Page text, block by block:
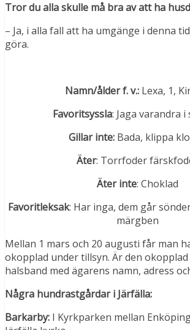
Tror du alla skulle må bra av att ha
– Ja, i alla fall att ha umgänge i denna
göra.
Namn/ålder f. v.: Lexa, 1,
Favoritsyssla: Jaga varandra i
Gillar inte: Bada, klippa
Äter: Torrfoder
Äter inte: Choklad
Favoritleksak: Har inga, dem går
märgben
Mellan 1 mars och 20 augusti får man
okopplad under tillsyn. Är den
halsband med ägarens namn, adress
Några hundrastgårdar i Järfälla:
Barkarby: I Kyrkparken mellan